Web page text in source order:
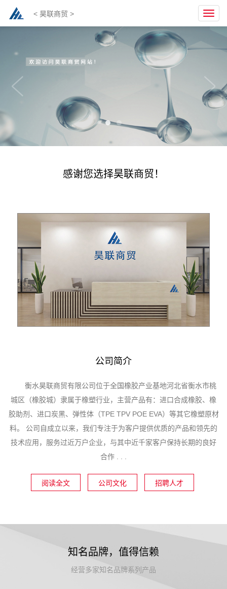
< 昊联商贸 >
感谢您选择昊联商贸！
公司简介
衡水昊联商贸有限公司位于全国橡胶产业基地河北省衡水市桃
城区（橡胶城）隶属于橡塑行业，主营产品有：进口合成橡胶、橡
胶助剂、进口炭黑、弹性体（TPE TPV POE EVA）等其它橡塑原材
料。 公司自成立以来，我们专注于为客户提供优质的产品和领先的
技术应用，服务过近万户企业，与其中近千家客户保持长期的良好
合作 . . .
阅读全文 公司文化 招聘人才
知名品牌，值得信赖
经营多家知名品牌系列产品